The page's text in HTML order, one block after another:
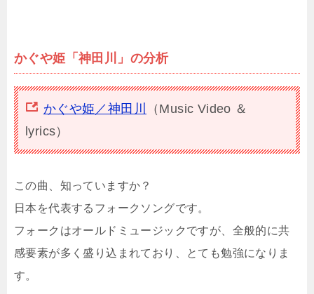
かぐや姫「神田川」の分析
かぐや姫／神田川
（Music Video ＆
lyrics）
この曲、知っていますか？
日本を代表するフォークソングです。
フォークはオールドミュージックですが、全般的に共
感要素が多く盛り込まれており、とても勉強になりま
す。